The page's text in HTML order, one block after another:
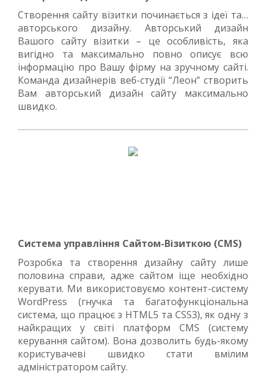
Створення сайту візитки починається з ідеї та…
авторського дизайну. Авторський дизайн
Вашого сайту візитки – це особливість, яка
вигідно та максимально повно описує всю
інформацію про Вашу фірму на зручному сайті.
Команда дизайнерів веб-студії “Леон” створить
Вам авторський дизайн сайту максимально
швидко.
Система управління Сайтом-Візиткою (CMS)
Розробка та створення дизайну сайту лише
половина справи, адже сайтом іще необхідно
керувати. Ми використовуємо контент-систему
WordPress (гнучка та багатофункціональна
система, що працює з HTML5 та CSS3), як одну з
найкращих у світі платформ CMS (систему
керування сайтом). Вона дозволить будь-якому
користувачеві швидко стати вмілим
адміністратором сайту.